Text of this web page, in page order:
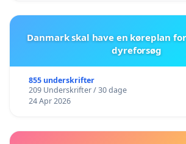
Danmark skal have en køreplan
dyreforsøg
855 underskrifter
209 Underskrifter / 30 dage
24 Apr 2026